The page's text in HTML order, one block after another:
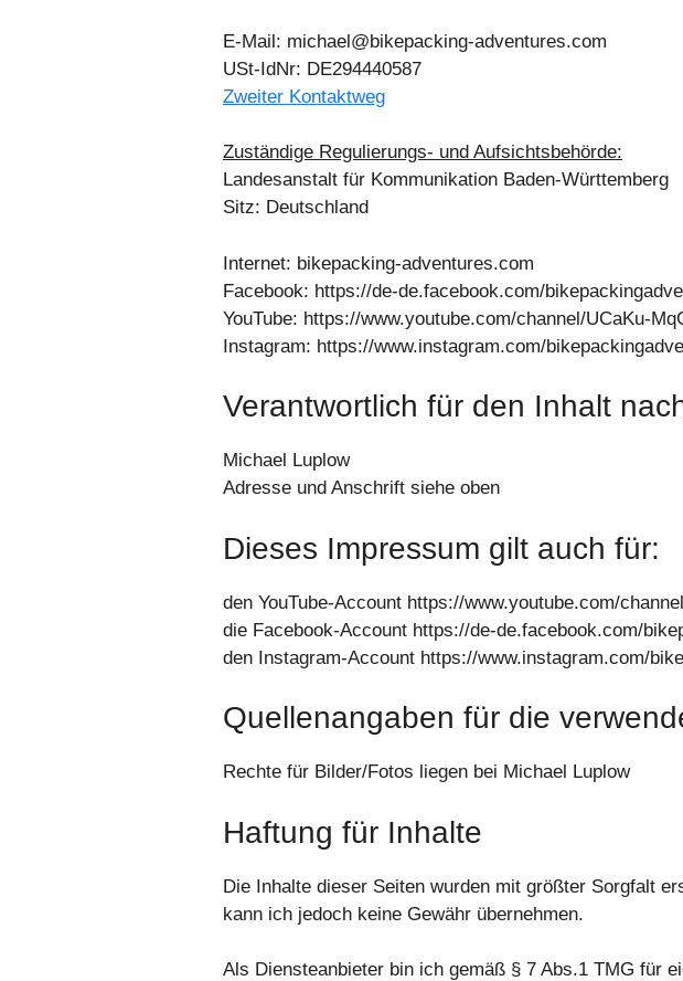
E-Mail: michael@bikepacking-adventures.com
USt-IdNr: DE294440587
Zweiter Kontaktweg
Zuständige Regulierungs- und Aufsichtsbehörde:
Landesanstalt für Kommunikation Baden-Württemberg
Sitz: Deutschland
Internet: bikepacking-adventures.com
Facebook: https://de-de.facebook.com/
YouTube: https://www.youtube.com/channel/UCaKu-
Instagram: https://www.instagram.com/
Verantwortlich für den Inhalt
Michael Luplow
Adresse und Anschrift siehe oben
Dieses Impressum gilt auch für:
den YouTube-Account https://www.youtube.com/
die Facebook-Account https://de-de.facebook.com/
den Instagram-Account https://www.instagram.com/
Quellenangaben für die
Rechte für Bilder/Fotos liegen bei Michael Luplow
Haftung für Inhalte
Die Inhalte dieser Seiten wurden mit größter Sorgfalt
kann ich jedoch keine Gewähr übernehmen.
Als Diensteanbieter bin ich gemäß § 7 Abs.1 TMG für